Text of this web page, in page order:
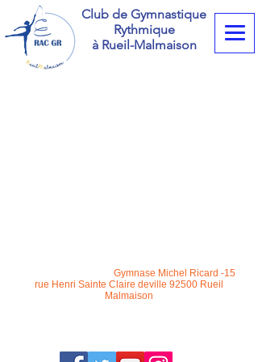
Club de Gymnastique
Rythmique
à Rueil-Malmaison
Gymnase Michel Ricard -15
rue Henri Sainte Claire deville 92500 Rueil
Malmaison